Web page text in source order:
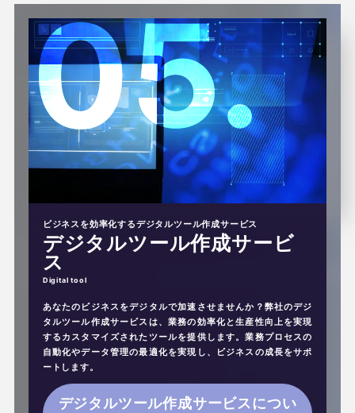
ビジネスを効率化するデジタルツール作成サービス
デジタルツール作成サービ
ス
あなたのビジネスをデジタルで加速させませんか？弊社のデジ
タルツール作成サービスは、業務の効率化と生産性向上を実現
するカスタマイズされたツールを提供します。業務プロセスの
自動化やデータ管理の最適化を実現し、ビジネスの成長をサポ
ートします。
デジタルツール作成サービスについ